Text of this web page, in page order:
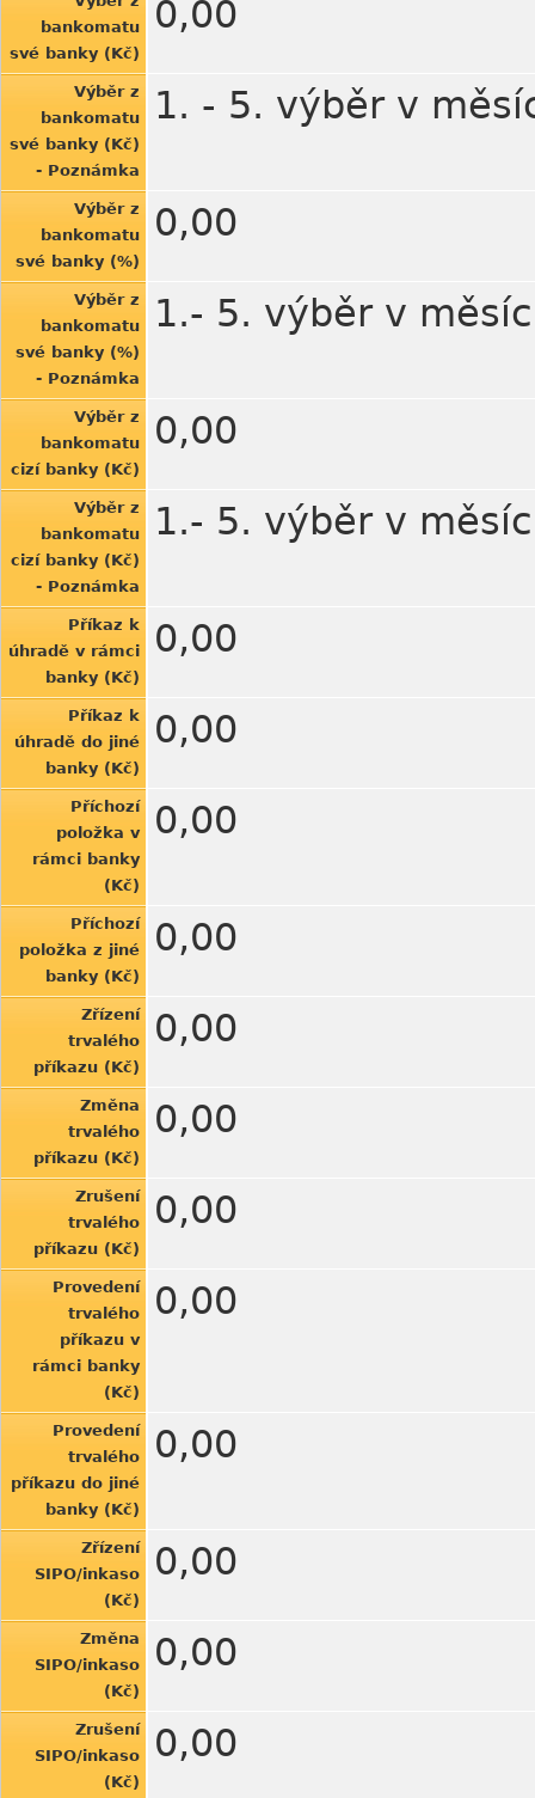
bankomatu
své banky (Kč)
0,00
Výběr z
bankomatu
své banky (Kč)
- Poznámka
1. - 5. výběr v
Výběr z
bankomatu
své banky (%)
0,00
Výběr z
bankomatu
své banky (%)
- Poznámka
1.- 5. výběr v
Výběr z
bankomatu
cizí banky (Kč)
0,00
Výběr z
bankomatu
cizí banky (Kč)
- Poznámka
1.- 5. výběr v
Příkaz k
úhradě v rámci
banky (Kč)
0,00
Příkaz k
úhradě do jiné
banky (Kč)
0,00
Příchozí
položka v
rámci banky
(Kč)
0,00
Příchozí
položka z jiné
banky (Kč)
0,00
Zřízení
trvalého
příkazu (Kč)
0,00
Změna
trvalého
příkazu (Kč)
0,00
Zrušení
trvalého
příkazu (Kč)
0,00
Provedení
trvalého
příkazu v
rámci banky
(Kč)
0,00
Provedení
trvalého
příkazu do jiné
banky (Kč)
0,00
Zřízení
SIPO/inkaso
(Kč)
0,00
Změna
SIPO/inkaso
(Kč)
0,00
Zrušení
SIPO/inkaso
(Kč)
0,00